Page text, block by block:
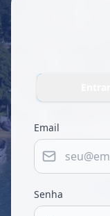
Email
Senha